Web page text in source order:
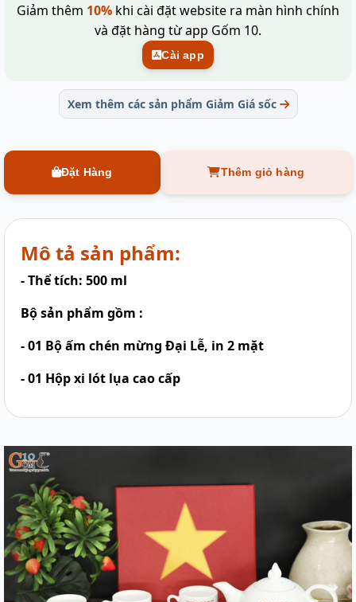
Giảm thêm 10% khi cài đặt website ra màn hình chính
và đặt hàng từ app Gốm 10.
Cài app
Xem thêm các sản phẩm Giảm Giá sốc
Đặt Hàng Thêm giỏ hàng
Mô tả sản phẩm:
- Thể tích: 500 ml
Bộ sản phẩm gồm :
- 01 Bộ ấm chén mừng Đại Lễ, in 2 mặt
- 01 Hộp xi lót lụa cao cấp